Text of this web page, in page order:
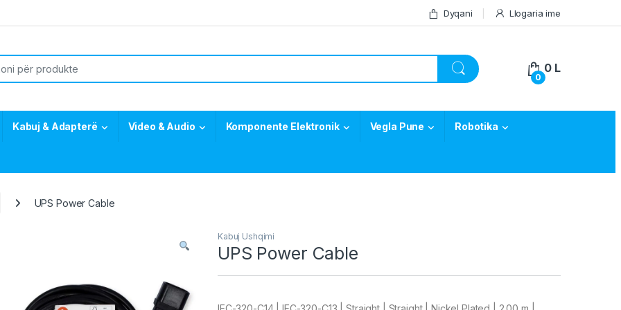
Dyqani Llogaria ime
0
0 L
Kabuj & Adapterë Video & Audio Komponente Elektronik Vegla Pune Robotika
UPS Power Cable
Kabuj Ushqimi
UPS Power Cable